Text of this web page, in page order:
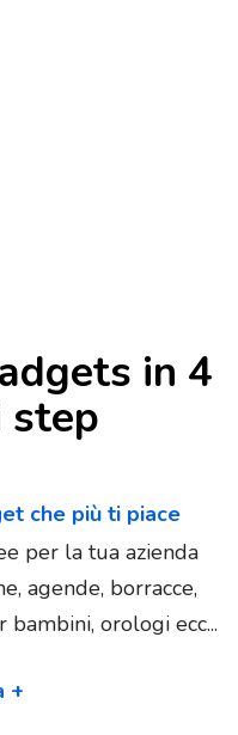
in 4
step
che più ti piace
per la tua azienda
agende, borracce,
bambini, orologi ecc...
+